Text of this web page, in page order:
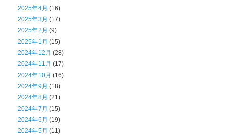
2025年4月 (16)
2025年3月 (17)
2025年2月 (9)
2025年1月 (15)
2024年12月 (28)
2024年11月 (17)
2024年10月 (16)
2024年9月 (18)
2024年8月 (21)
2024年7月 (15)
2024年6月 (19)
2024年5月 (11)